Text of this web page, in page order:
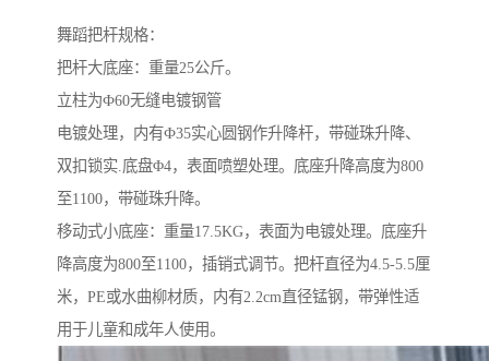
舞蹈把杆规格：
把杆大底座：重量25公斤。
立柱为Ф60无缝电镀钢管
电镀处理，内有Ф35实心圆钢作升降杆，带碰珠升降、
双扣锁实.底盘Φ4，表面喷塑处理。底座升降高度为800
至1100，带碰珠升降。
移动式小底座：重量17.5KG，表面为电镀处理。底座升
降高度为800至1100，插销式调节。把杆直径为4.5-5.5厘
米，PE或水曲柳材质，内有2.2cm直径锰钢，带弹性适
用于儿童和成年人使用。